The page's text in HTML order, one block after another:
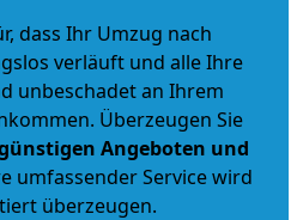
dass Ihr Umzug nach
verläuft und alle Ihre
unbeschadet an Ihrem
Überzeugen Sie
Angeboten und
umfassender Service wird
überzeugen.